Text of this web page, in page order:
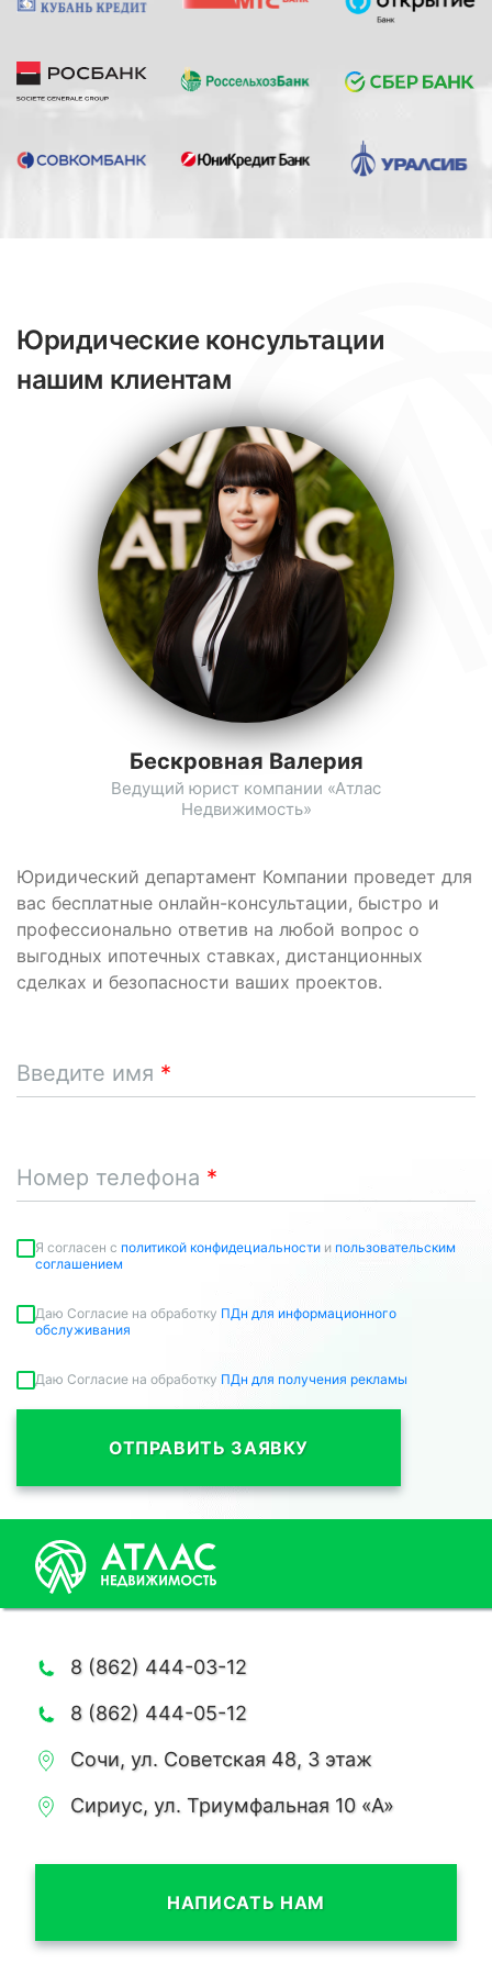
Юридические консультации
нашим клиентам
Юридический департамент Компании проведет для
вас бесплатные онлайн-консультации, быстро и
профессионально ответив на любой вопрос о
выгодных ипотечных ставках, дистанционных
сделках и безопасности ваших проектов.
Введите имя
Номер телефона
Я согласен c политикой конфидециальности и пользовательским
соглашением
Даю Согласие на обработку ПДн для информационного
обслуживания
Даю Согласие на обработку ПДн для получения рекламы
ОТПРАВИТЬ ЗАЯВКУ
Бескровная Валерия
Ведущий юрист компании «Атлас
Недвижимость»
8 (862) 444-03-12
8 (862) 444-05-12
Сочи, ул. Советская 48, 3 этаж
Сириус, ул. Триумфальная 10 «А»
НАПИСАТЬ НАМ